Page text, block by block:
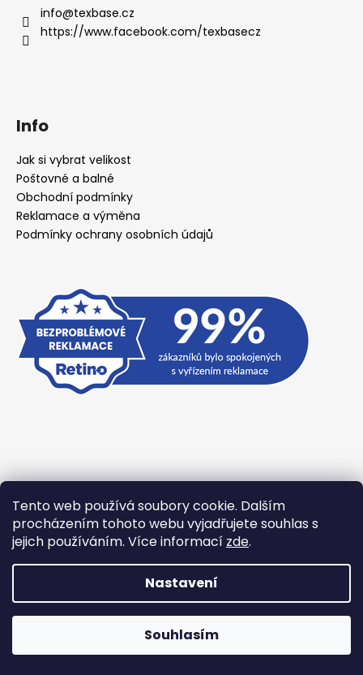
Tento web používá soubory cookie. Dalším
procházením tohoto webu vyjadřujete souhlas s
jejich používáním. Více informací zde.
Nastavení
Souhlasím
info@texbase.cz
https://www.facebook.com/texbasecz
Info
Jak si vybrat velikost
Poštovné a balné
Obchodní podmínky
Reklamace a výměna
Podmínky ochrany osobních údajů
Přijímáme online platby
Vytvořil Shoptet
TexBase.cz. Všechna práva vyhrazena.